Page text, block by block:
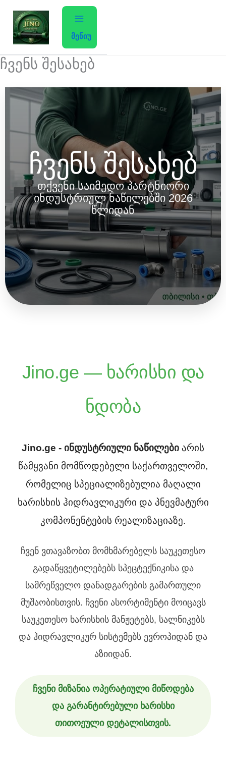
content
მენიუ
ჩვენს შესახებ
ჩვენს შესახებ
თქვენი საიმედო პარტნიორი
ინდუსტრიულ ნაწილებში 2026
წლიდან
Jino.ge — ხარისხი და
ნდობა
Jino.ge - ინდუსტრიული ნაწილები არის
წამყვანი მომწოდებელი საქართველოში,
რომელიც სპეციალიზებულია მაღალი
ხარისხის ჰიდრავლიკური და პნევმატური
კომპონენტების რეალიზაციაზე.
ჩვენ ვთავაზობთ მომხმარებელს საუკეთესო
გადაწყვეტილებებს სპეცტექნიკისა და
სამრეწველო დანადგარების გამართული
მუშაობისთვის. ჩვენი ასორტიმენტი მოიცავს
საუკეთესო ხარისხის მანჟეტებს, სალნიკებს
და ჰიდრავლიკურ სისტემებს ევროპიდან და
აზიიდან.
ჩვენი მიზანია ოპერატიული მიწოდება
და გარანტირებული ხარისხი
თითოეული დეტალისთვის.